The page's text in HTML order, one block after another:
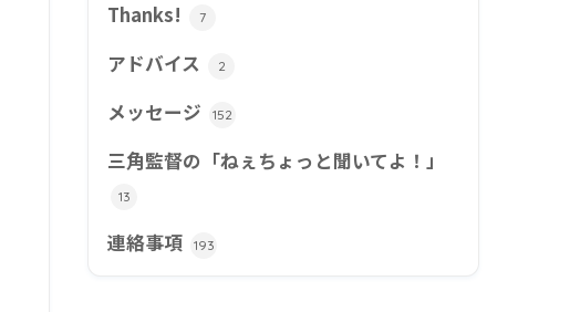
Thanks! 7
アドバイス 2
メッセージ 152
三角監督の「ねぇちょっと聞いてよ！」
13
連絡事項 193